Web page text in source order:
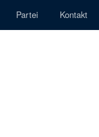
Partei Kontakt